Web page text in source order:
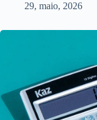
29, maio, 2026